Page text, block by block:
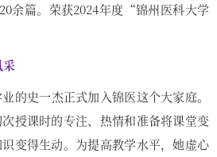
余篇。荣获2024年度“锦州医科大学
采
的史一杰正式加入锦医这个大家庭。
授课时的专注、热情和准备将课堂变
变得生动。为提高教学水平，她虚心